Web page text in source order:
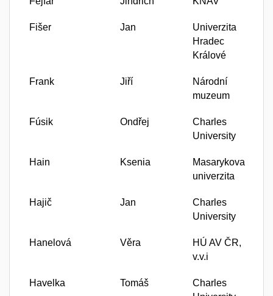
Fišer Jan
Univerzita
Hradec
Králové
Frank Jiří
Národní
muzeum
Fúsik Ondřej
Charles
University
Hain Ksenia
Masarykova
univerzita
Hajič Jan
Charles
University
Hanelová Věra
HÚ AV ČR,
v.v.i
Havelka Tomáš
Charles